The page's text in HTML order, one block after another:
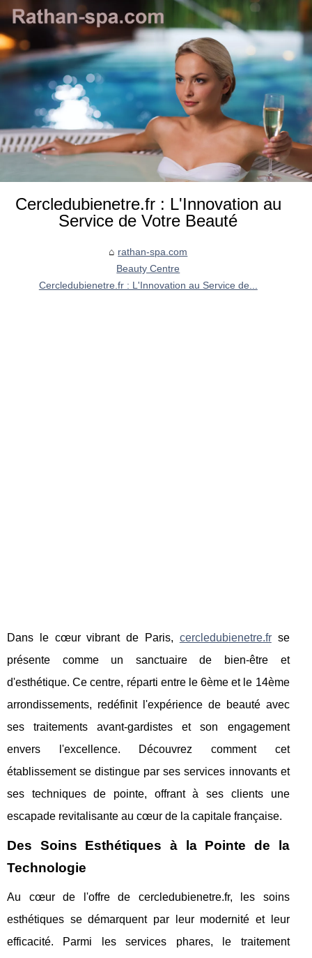
Cercledubienetre.fr : L'Innovation au
Service de Votre Beauté
rathan-spa.com
Beauty Centre
Cercledubienetre.fr : L'Innovation au Service de...
Dans le cœur vibrant de Paris, cercledubienetre.frse
présente comme un sanctuaire de bien-être et
d'esthétique. Ce centre, réparti entre le 6ème et le 14ème
arrondissements, redéfinit l'expérience de beauté avec
ses traitements avant-gardistes et son engagement
envers l'excellence. Découvrez comment cet
établissement se distingue par ses services innovants et
ses techniques de pointe, offrant à ses clients une
escapade revitalisante au cœur de la capitale française.
Des Soins Esthétiques à la Pointe de la
Technologie
Au cœur de l'offre de cercledubienetre.fr, les soins
esthétiques se démarquent par leur modernité et leur
efficacité. Parmi les services phares, le traitement